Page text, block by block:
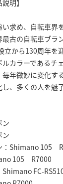
明】
求め、自転車界
古の自転車ブラ
から130周年を
カラーであるチ
年微妙に変化す
、多くの人を魅
ン
ン
：Shimano 105
105 R7000
FC-